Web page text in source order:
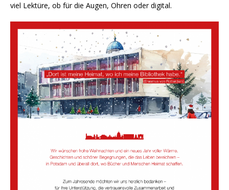
viel Lektüre, ob für die Augen, Ohren oder digital.